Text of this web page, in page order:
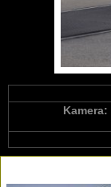
Kamera: